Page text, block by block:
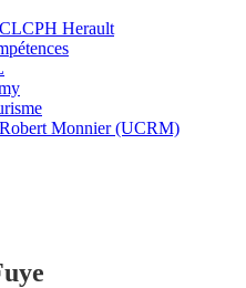
Herault
Monnier (UCRM)